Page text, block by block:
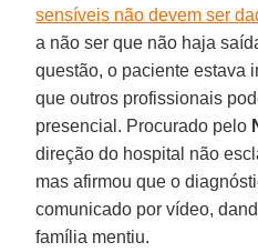
sensíveis não devem ser
a não ser que não haja
questão, o paciente estava
que outros profissionais
presencial. Procurado pelo
direção do hospital não
mas afirmou que o
comunicado por vídeo,
família mentiu.